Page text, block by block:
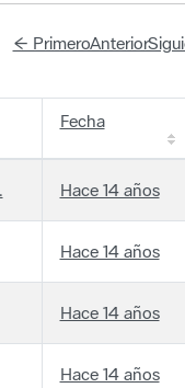
Fecha
Hace 14 años
Hace 14 años
Hace 14 años
Hace 14 años